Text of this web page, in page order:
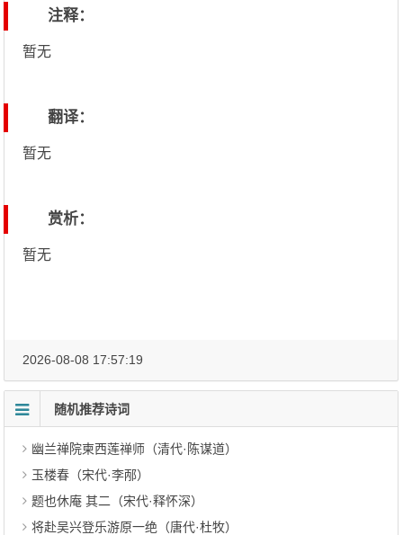
注释：
暂无
翻译：
暂无
赏析：
暂无
2026-08-08 17:57:19
随机推荐诗词
幽兰禅院柬西莲禅师（清代·陈谋道）
玉楼春（宋代·李邴）
题也休庵 其二（宋代·释怀深）
将赴吴兴登乐游原一绝（唐代·杜牧）